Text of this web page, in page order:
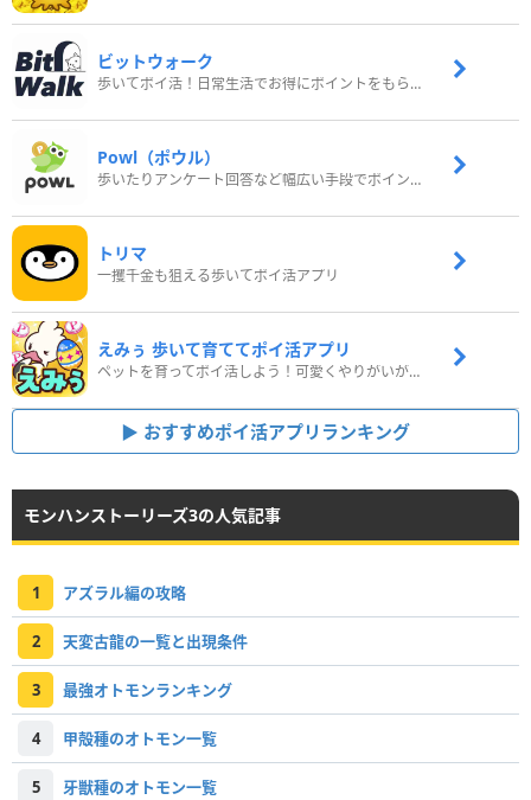
ビットウォーク
歩いてポイ活！日常生活でお得にポイントをもらおう
Powl（ポウル）
歩いたりアンケート回答など幅広い手段でポイントをゲット
トリマ
一攫千金も狙える歩いてポイ活アプリ
えみぅ 歩いて育ててポイ活アプリ
ペットを育ってポイ活しよう！可愛くやりがいがある新感覚アプリ
おすすめポイ活アプリランキング
モンハンストーリーズ3の人気記事
1 アズラル編の攻略
2 天変古龍の一覧と出現条件
3 最強オトモンランキング
4 甲殻種のオトモン一覧
5 牙獣種のオトモン一覧